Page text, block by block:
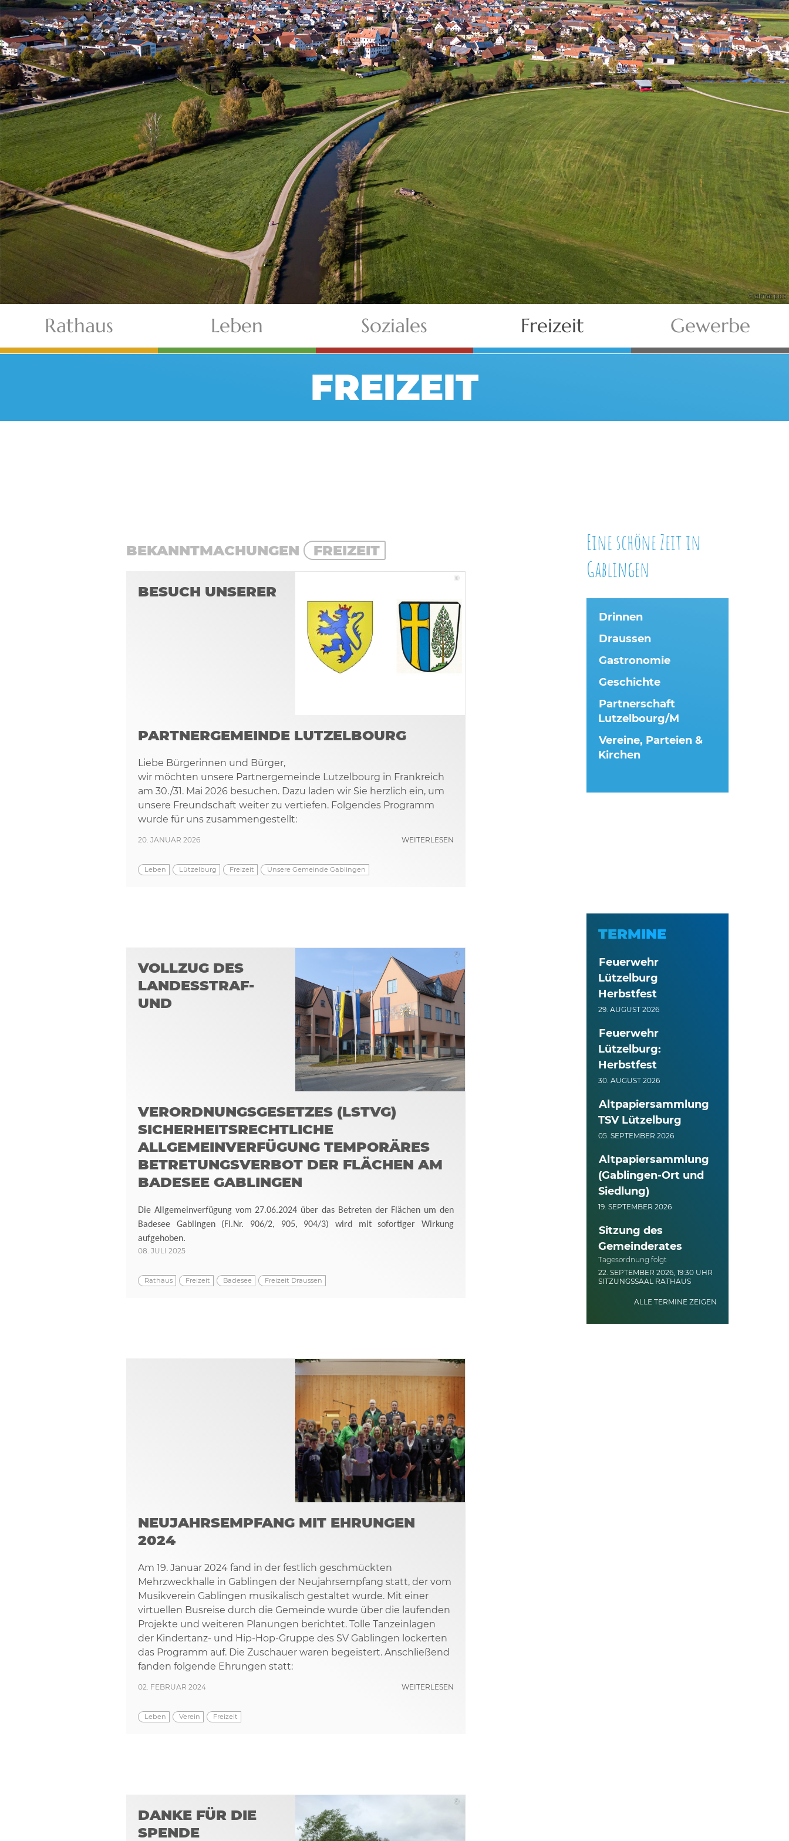
© elmar.pics
Rathaus Leben Soziales Freizeit Gewerbe
FREIZEIT
BEKANNTMACHUNGEN FREIZEIT
©
BESUCH UNSERER
PARTNERGEMEINDE LUTZELBOURG
Liebe Bürgerinnen und Bürger,
wir möchten unsere Partnergemeinde Lutzelbourg in Frankreich
am 30./31. Mai 2026 besuchen. Dazu laden wir Sie herzlich ein, um
unsere Freundschaft weiter zu vertiefen. Folgendes Programm
wurde für uns zusammengestellt:
20. JANUAR 2026 WEITERLESEN
Leben Lützelburg Freizeit Unsere Gemeinde Gablingen
©
VOLLZUG DES
LANDESSTRAF-
UND
VERORDNUNGSGESETZES (LSTVG)
SICHERHEITSRECHTLICHE
ALLGEMEINVERFÜGUNG TEMPORÄRES
BETRETUNGSVERBOT DER FLÄCHEN AM
BADESEE GABLINGEN
Die Allgemeinverfügung vom 27.06.2024 über das Betreten der Flächen um den
Badesee Gablingen (Fl.Nr. 906/2, 905, 904/3) wird mit sofortiger Wirkung
aufgehoben.
08. JULI 2025
Rathaus Freizeit Badesee Freizeit Draussen
©
NEUJAHRSEMPFANG MIT EHRUNGEN
2024
Am 19. Januar 2024 fand in der festlich geschmückten
Mehrzweckhalle in Gablingen der Neujahrsempfang statt, der vom
Musikverein Gablingen musikalisch gestaltet wurde. Mit einer
virtuellen Busreise durch die Gemeinde wurde über die laufenden
Projekte und weiteren Planungen berichtet. Tolle Tanzeinlagen
der Kindertanz- und Hip-Hop-Gruppe des SV Gablingen lockerten
das Programm auf. Die Zuschauer waren begeistert. Anschließend
fanden folgende Ehrungen statt:
02. FEBRUAR 2024 WEITERLESEN
Leben Verein Freizeit
©
DANKE FÜR DIE
SPENDE
Eine schöne Zeit in
Gablingen
Drinnen
Draussen
Gastronomie
Geschichte
Partnerschaft
Lutzelbourg/M
Vereine, Parteien &
Kirchen
TERMINE
Feuerwehr
Lützelburg
Herbstfest
29. AUGUST 2026
Feuerwehr
Lützelburg:
Herbstfest
30. AUGUST 2026
Altpapiersammlung
TSV Lützelburg
05. SEPTEMBER 2026
Altpapiersammlung
(Gablingen-Ort und
Siedlung)
19. SEPTEMBER 2026
Sitzung des
Gemeinderates
Tagesordnung folgt
22. SEPTEMBER 2026, 19:30 UHR
SITZUNGSSAAL RATHAUS
ALLE TERMINE ZEIGEN